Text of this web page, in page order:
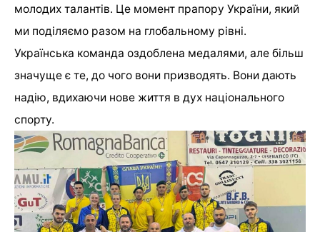
молодих талантів. Це момент прапору України, який
ми поділяємо разом на глобальному рівні.
Українська команда оздоблена медалями, але більш
значуще є те, до чого вони призводять. Вони дають
надію, вдихаючи нове життя в дух національного
спорту.